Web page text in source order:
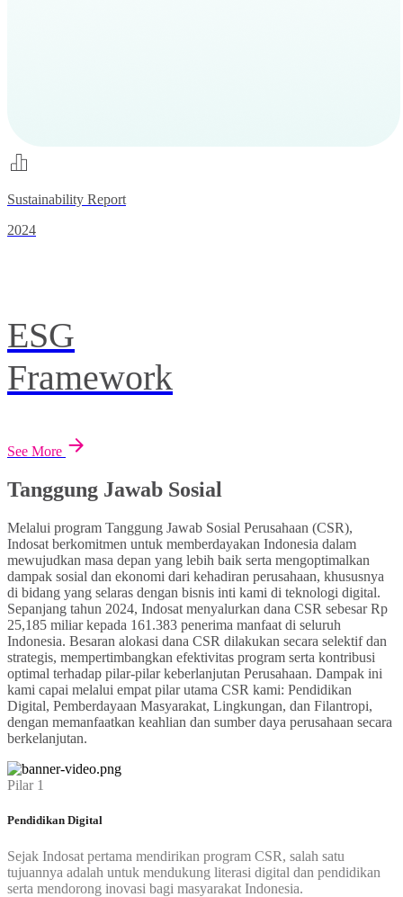
Sustainability Report
2024
ESG
Framework
See More
Tanggung Jawab Sosial
Melalui program Tanggung Jawab Sosial Perusahaan (CSR),
Indosat berkomitmen untuk memberdayakan Indonesia dalam
mewujudkan masa depan yang lebih baik serta mengoptimalkan
dampak sosial dan ekonomi dari kehadiran perusahaan, khususnya
di bidang yang selaras dengan bisnis inti kami di teknologi digital.
Sepanjang tahun 2024, Indosat menyalurkan dana CSR sebesar Rp
25,185 miliar kepada 161.383 penerima manfaat di seluruh
Indonesia. Besaran alokasi dana CSR dilakukan secara selektif dan
strategis, mempertimbangkan efektivitas program serta kontribusi
optimal terhadap pilar-pilar keberlanjutan Perusahaan. Dampak ini
kami capai melalui empat pilar utama CSR kami: Pendidikan
Digital, Pemberdayaan Masyarakat, Lingkungan, dan Filantropi,
dengan memanfaatkan keahlian dan sumber daya perusahaan secara
berkelanjutan.
Pilar 1
Pendidikan Digital
Sejak Indosat pertama mendirikan program CSR, salah satu
tujuannya adalah untuk mendukung literasi digital dan pendidikan
serta mendorong inovasi bagi masyarakat Indonesia.